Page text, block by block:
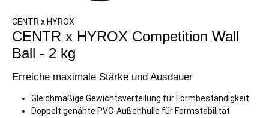
CENTR x HYROX
CENTR x HYROX Competition Wall
Ball - 2 kg
Erreiche maximale Stärke und Ausdauer
Gleichmäßige Gewichtsverteilung für Formbeständigkeit
Doppelt genähte PVC-Außenhülle für Formstabilität